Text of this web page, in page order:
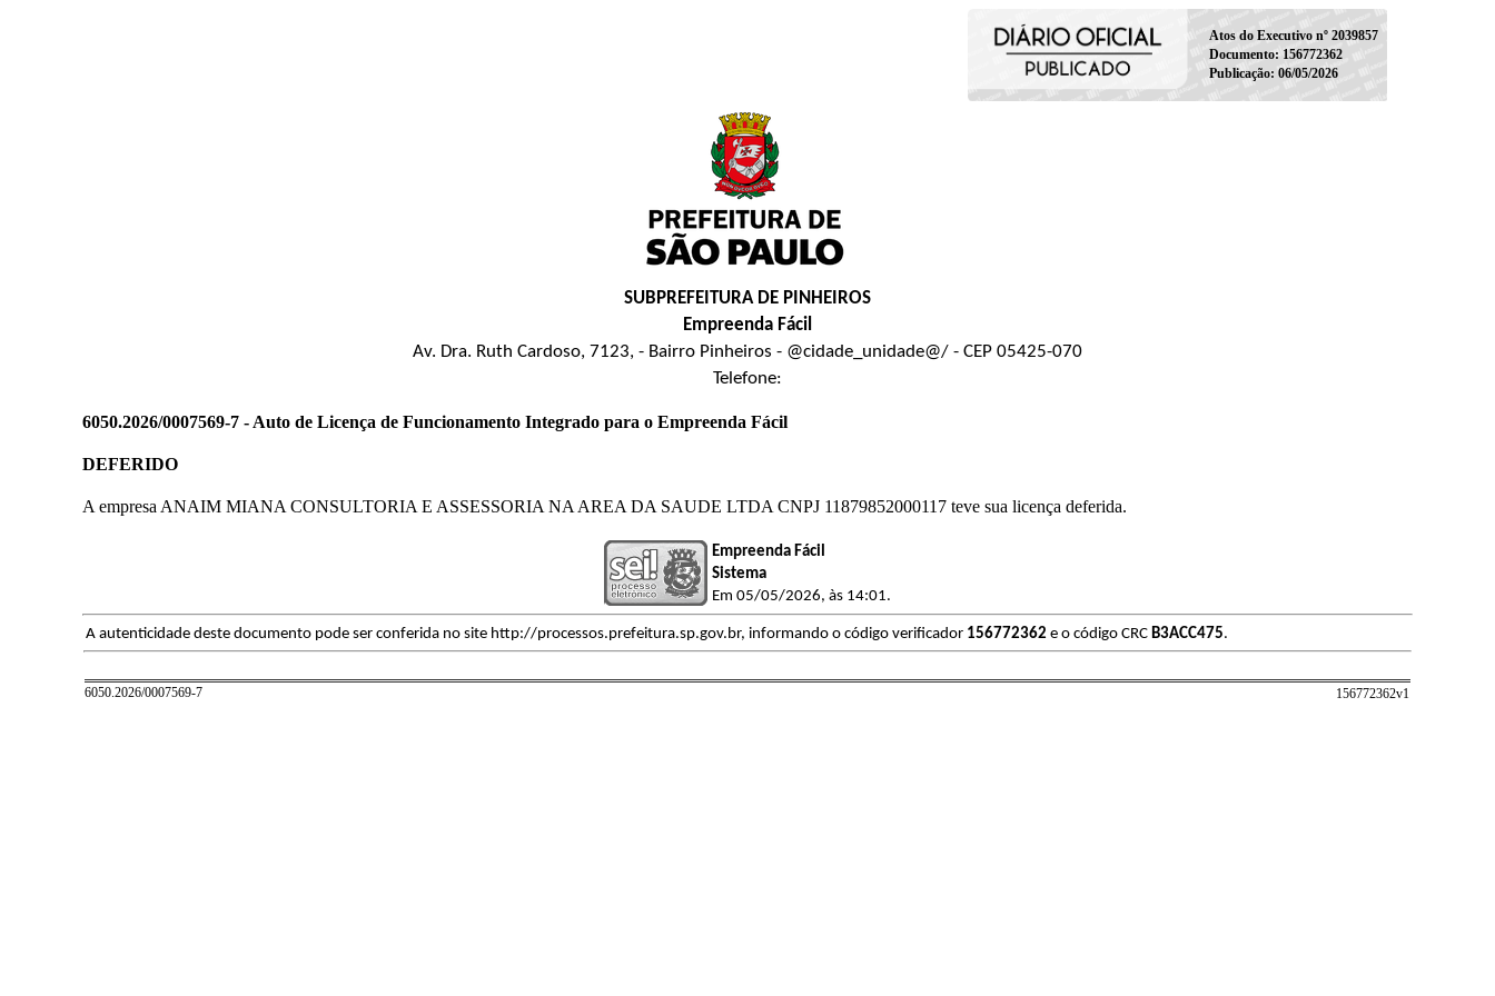
Atos do Executivo nº 2039857
Documento: 156772362
Publicação: 06/05/2026
SUBPREFEITURA DE PINHEIROS
Empreenda Fácil
Av. Dra. Ruth Cardoso, 7123, - Bairro Pinheiros - @cidade_unidade@/ - CEP 05425-070
Telefone:
6050.2026/0007569-7 - Auto de Licença de Funcionamento Integrado para o Empreenda Fácil
DEFERIDO
A empresa ANAIM MIANA CONSULTORIA E ASSESSORIA NA AREA DA SAUDE LTDA CNPJ 11879852000117 teve sua licença deferida.
Empreenda Fácil
Sistema
Em 05/05/2026, às 14:01.
A autenticidade deste documento pode ser conferida no site http://processos.prefeitura.sp.gov.br, informando o código verificador 156772362 e o código CRC B3ACC475.
6050.2026/0007569-7 156772362v1